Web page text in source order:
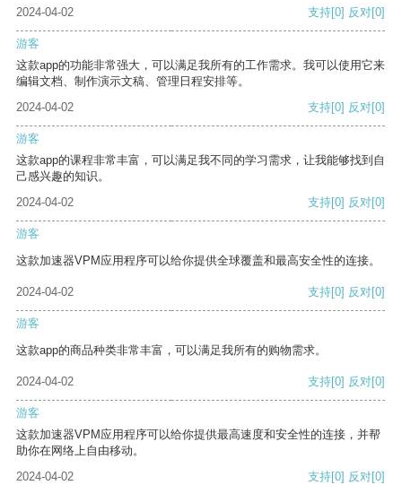
2024-04-02 支持[0] 反对[0]
游客
这款app的功能非常强大，可以满足我所有的工作需求。我可以使用它来
编辑文档、制作演示文稿、管理日程安排等。
2024-04-02
支持[0] 反对[0]
游客
这款app的课程非常丰富，可以满足我不同的学习需求，让我能够找到自
己感兴趣的知识。
2024-04-02
支持[0] 反对[0]
游客
这款加速器VPM应用程序可以给你提供全球覆盖和最高安全性的连接。
2024-04-02 支持[0] 反对[0]
游客
这款app的商品种类非常丰富，可以满足我所有的购物需求。
2024-04-02 支持[0] 反对[0]
游客
这款加速器VPM应用程序可以给你提供最高速度和安全性的连接，并帮
助你在网络上自由移动。
2024-04-02
支持[0] 反对[0]